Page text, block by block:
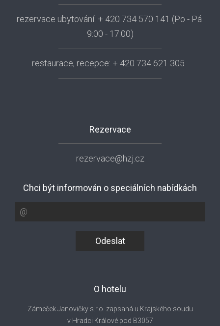
rezervace ubytování: + 420 734 570 141 (Po - Pá
9:00 - 17:00)
restaurace, recepce: + 420 734 621 305
Rezervace
rezervace@hzj.cz
Chci být informován o speciálních nabídkách
Odeslat
O hotelu
Zámeček Janovičky s.r.o. zapsaná u Krajského soudu
v Hradci Králové pod B3057